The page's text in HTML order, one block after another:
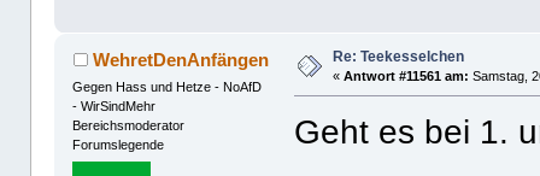
WehretDenAnfängen
Gegen Hass und Hetze - NoAfD
- WirSindMehr
Bereichsmoderator
Forumslegende
Re: Teekesselchen
«Antwort #11561 am: Samstag,
Geht es bei 1.